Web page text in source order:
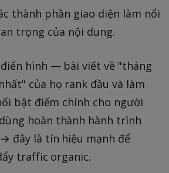
thành phần giao diện làm nổi
trọng của nội dung.
điển hình — bài viết về "tháng
của họ rank đầu và làm
bật điểm chính cho người
hoàn thành hành trình
đây là tín hiệu mạnh để
traffic organic.